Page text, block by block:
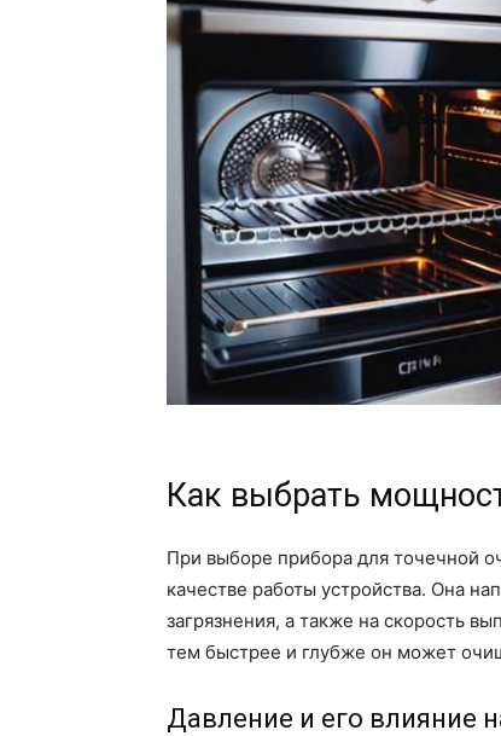
Как выбрать
При выборе прибора для точечной
качестве работы устройства. Она
загрязнения, а также на скорость
тем быстрее и глубже он может
Давление и его влияние